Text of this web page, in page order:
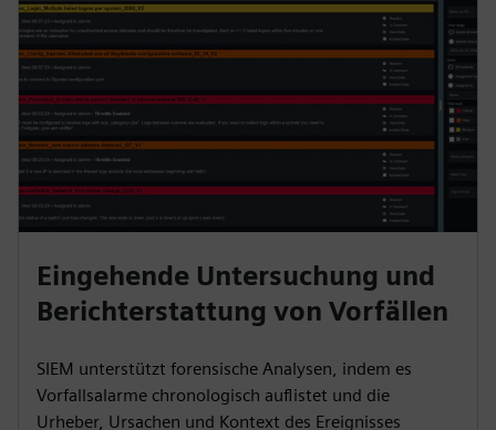
Eingehende Untersuchung und
Berichterstattung von Vorfällen
SIEM unterstützt forensische Analysen, indem es
Vorfallsalarme chronologisch auflistet und die
Urheber, Ursachen und Kontext des Ereignisses